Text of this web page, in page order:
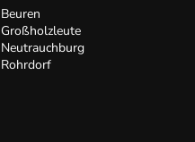
Beuren
Großholzleute
Neutrauchburg
Rohrdorf